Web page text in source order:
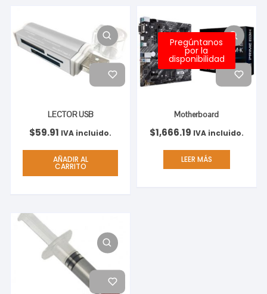
LECTOR USB
$59.91 IVA incluido.
AÑADIR AL
CARRITO
Pregúntanos
por la
disponibilidad
Motherboard
$1,666.19 IVA incluido.
LEER MÁS